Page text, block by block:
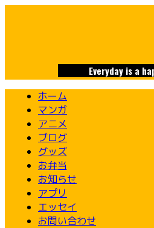
Everyday is a
ホーム
マンガ
アニメ
ブログ
グッズ
お弁当
お知らせ
アプリ
エッセイ
お問い合わせ